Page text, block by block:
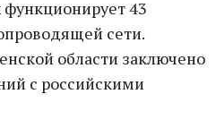
функционирует 43
сети.
области заключено
с российскими